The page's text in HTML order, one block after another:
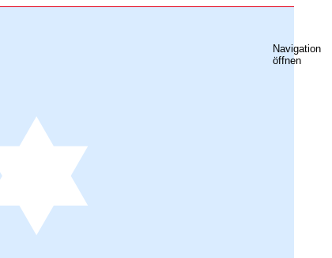
Navigation
öffnen